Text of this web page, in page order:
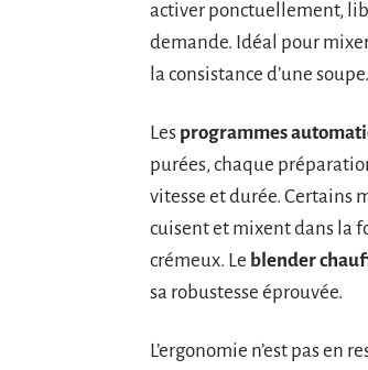
activer ponctuellement,
demande. Idéal pour
la consistance d’une soupe.
Les programmes
purées, chaque
vitesse et durée. Certains
cuisent et mixent dans la
crémeux. Le blender
sa robustesse éprouvée.
L’ergonomie n’est pas en